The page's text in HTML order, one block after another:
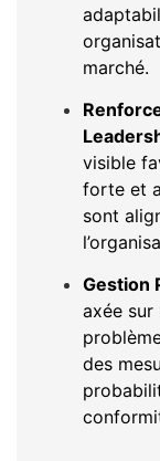
marché.
visible
forte et
sont
Gestion
axée sur
des